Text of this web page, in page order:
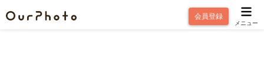
会員登録
メニュー